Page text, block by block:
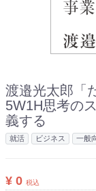
渡邉光太郎「
5W1H思考の
義する
就活 ビジネス 一般
¥ 0 税込